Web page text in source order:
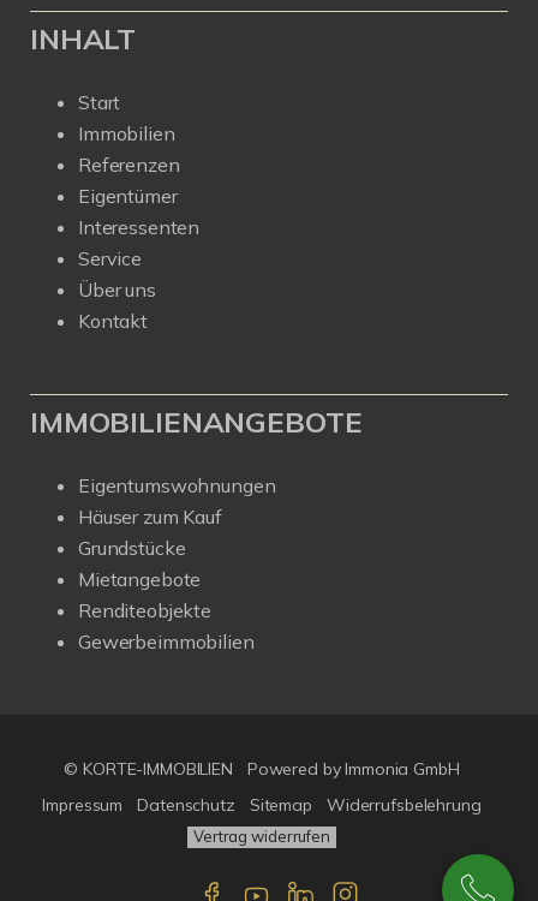
INHALT
Start
Immobilien
Referenzen
Eigentümer
Interessenten
Service
Über uns
Kontakt
IMMOBILIENANGEBOTE
Eigentumswohnungen
Häuser zum Kauf
Grundstücke
Mietangebote
Renditeobjekte
Gewerbeimmobilien
© KORTE-IMMOBILIEN
Powered by Immonia GmbH
Impressum
Datenschutz Sitemap Widerrufsbelehrung
Vertrag widerrufen